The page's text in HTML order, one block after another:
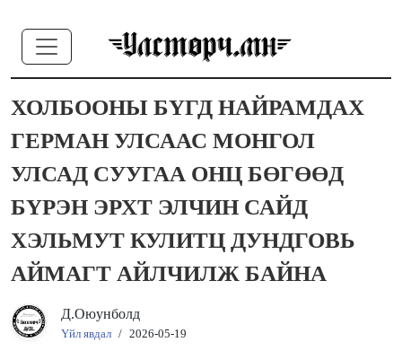
ХОЛБООНЫ БҮГД НАЙРАМДАХ
ГЕРМАН УЛСААС МОНГОЛ
УЛСАД СУУГАА ОНЦ БӨГӨӨД
БҮРЭН ЭРХТ ЭЛЧИН САЙД
ХЭЛЬМУТ КУЛИТЦ ДУНДГОВЬ
АЙМАГТ АЙЛЧИЛЖ БАЙНА
Д.Оюунболд
Үйл явдал / 2026-05-19